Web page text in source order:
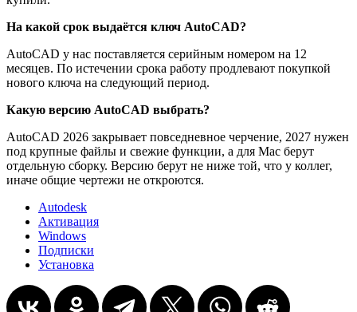
На какой срок выдаётся ключ AutoCAD?
AutoCAD у нас поставляется серийным номером на 12
месяцев. По истечении срока работу продлевают покупкой
нового ключа на следующий период.
Какую версию AutoCAD выбрать?
AutoCAD 2026 закрывает повседневное черчение, 2027 нужен
под крупные файлы и свежие функции, а для Mac берут
отдельную сборку. Версию берут не ниже той, что у коллег,
иначе общие чертежи не откроются.
Autodesk
Активация
Windows
Подписки
Установка